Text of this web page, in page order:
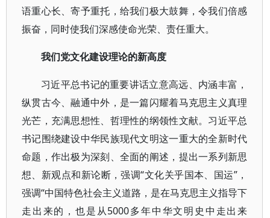
语重心长、寄予重托，给我们极大鼓舞，令我们倍感
振奋，同时使我们深感使命光荣、责任重大。
我们党文化建设理论的新高度
习近平总书记的重要讲话立意高远、内涵丰富，
纵贯古今、融通中外，是一篇闪耀着马克思主义真理
光芒，充满思想性、哲理性的纲领性文献。习近平总
书记围绕建设中华民族现代文明这一重大的全新时代
命题，作出极为深刻、全面的阐述，提出一系列新思
想、新观点和新论断，强调“文化关乎国本、国运”，
强调“中国特色社会主义道路，是在马克思主义指导下
走出来的，也是从5000多年中华文明史中走出来